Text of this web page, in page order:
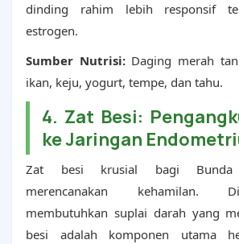
dinding rahim lebih responsif
estrogen.
Sumber Nutrisi:Daging merah
ikan, keju, yogurt, tempe, dan tahu.
4. Zat Besi:
ke Jaringan
Zat besi krusial bagi Bunda
merencanakan kehamilan.
membutuhkan suplai darah yang
besi adalah komponen utama